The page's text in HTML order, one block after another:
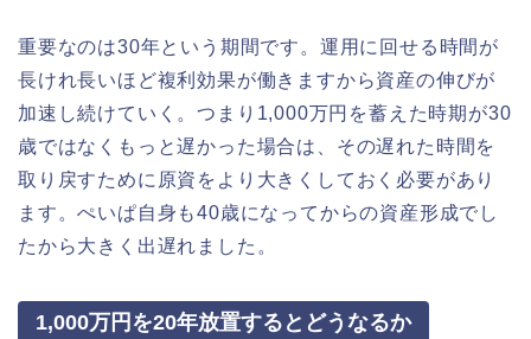
重要なのは30年という期間です。運用に回せる時間が
長けれ長いほど複利効果が働きますから資産の伸びが
加速し続けていく。つまり1,000万円を蓄えた時期が30
歳ではなくもっと遅かった場合は、その遅れた時間を
取り戻すために原資をより大きくしておく必要があり
ます。ぺいぱ自身も40歳になってからの資産形成でし
たから大きく出遅れました。
1,000万円を20年放置するとどうなるか